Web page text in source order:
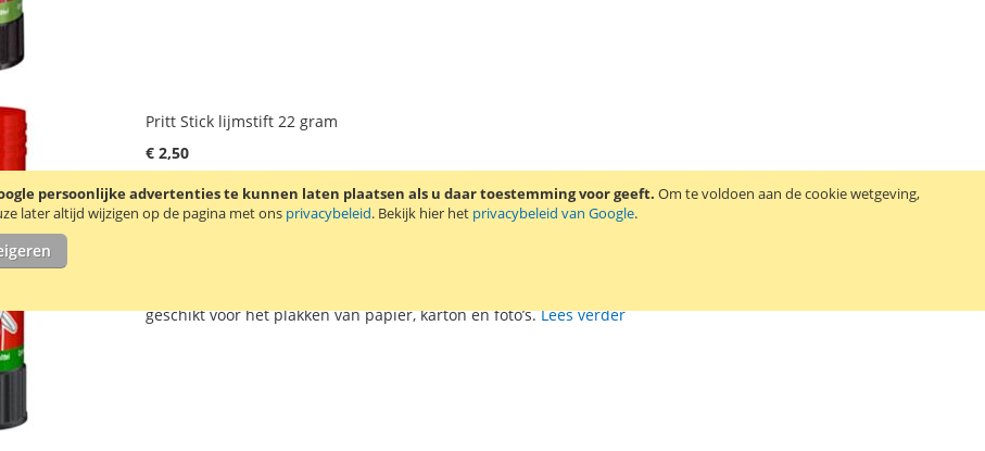
persoonlijke advertenties te kunnen laten plaatsen als u daar toestemming voor geeft. Om te voldoen aan de cookie wetgeving,
later altijd wijzigen op de pagina met ons privacybeleid. Bekijk hier het privacybeleid van Google.
Pritt Stick lijmstift 22 gram
€ 2,50
Incl. 21% BTW, excl.verzendkosten
AANTE
geschikt voor het plakken van papier, karton en foto’s.Lees verder